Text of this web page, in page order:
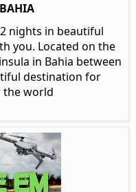
nights in beautiful
you. Located on the
in Bahia between
destination for
the world